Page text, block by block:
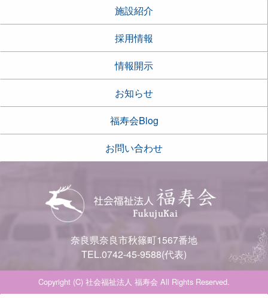
施設紹介
採用情報
情報開示
お知らせ
福寿会Blog
お問い合わせ
奈良県奈良市秋篠町1567番地
TEL.0742-45-9588(代表)
Copyright (C) 社会福祉法人 福寿会 All Rights Reserved.